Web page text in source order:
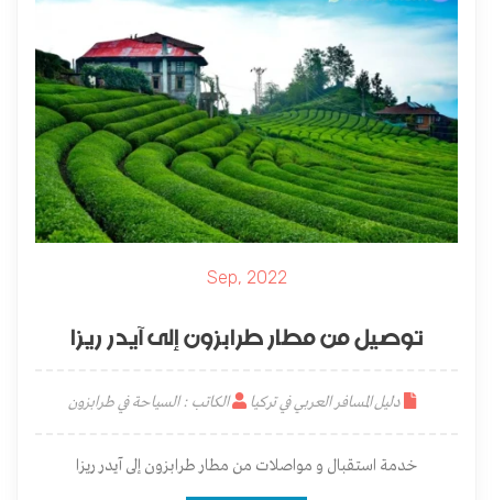
Sep, 2022
توصيل من مطار طرابزون إلى آيدر ريزا
دليل المسافر العربي في تركيا الكاتب : السياحة في طرابزون
خدمة استقبال و مواصلات من مطار طرابزون إلى آيدر ريزا